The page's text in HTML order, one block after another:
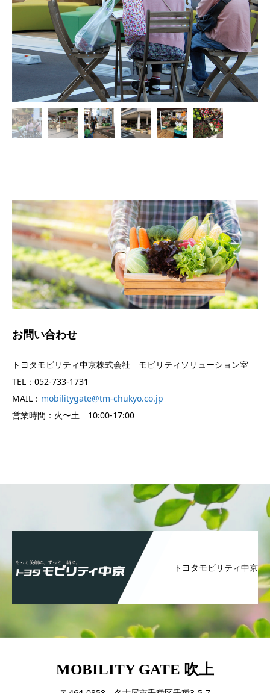
お問い合わせ
トヨタモビリティ中京株式会社 モビリティソリューション室
TEL：052-733-1731
MAIL： mobilitygate@tm-chukyo.co.jp
営業時間：火〜土 10:00-17:00
トヨタモビリティ中京
MOBILITY GATE 吹上